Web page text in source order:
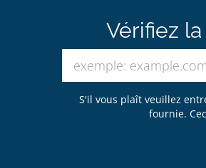
Vérifiez
S'il vous plaît veuillez
fournie.